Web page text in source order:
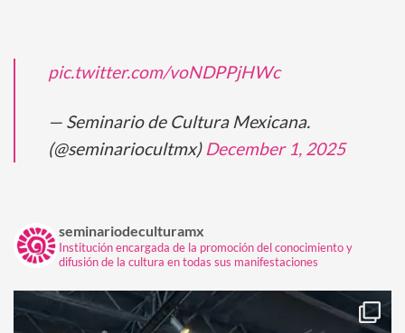
pic.twitter.com/voNDPPjHWc
— Seminario de Cultura Mexicana.
(@seminariocultmx) December 1, 2025
seminariodeculturamx
Institución encargada de la promoción del conocimiento y
difusión de la cultura en todas sus manifestaciones